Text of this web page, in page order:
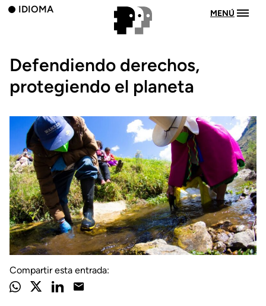
IDIOMA MENÚ
Defendiendo derechos,
protegiendo el planeta
Compartir esta entrada: